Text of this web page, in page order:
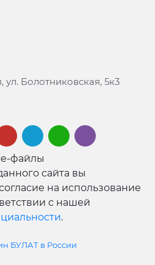
Болотниковская, 5к3
файлы
сайта вы
на использование
с нашей
.
БУЛАТ в России